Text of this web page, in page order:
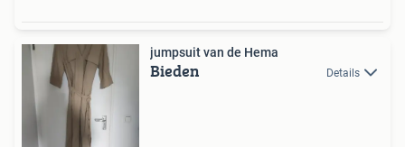
jumpsuit van de Hema
Bieden Details